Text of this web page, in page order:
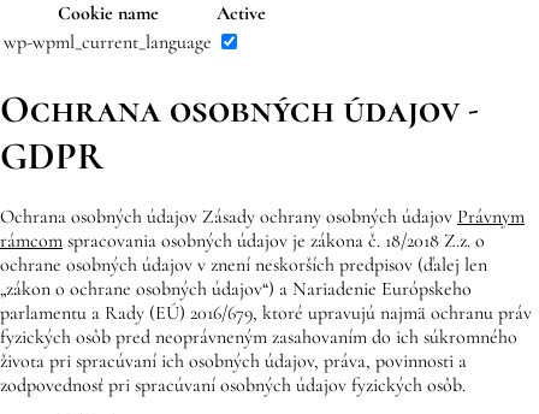
Cookie name
Active
wp-wpml_current_language
Ochrana osobných údajov -
GDPR
Ochrana osobných údajov Zásady ochrany osobných údajov Právnym
rámcom spracovania osobných údajov je zákona č. 18/2018 Z.z. o
ochrane osobných údajov v znení neskorších predpisov (ďalej len
„zákon o ochrane osobných údajov“) a Nariadenie Európskeho
parlamentu a Rady (EÚ) 2016/679, ktoré upravujú najmä ochranu práv
fyzických osôb pred neoprávneným zasahovaním do ich súkromného
života pri spracúvaní ich osobných údajov, práva, povinnosti a
zodpovednosť pri spracúvaní osobných údajov fyzických osôb.